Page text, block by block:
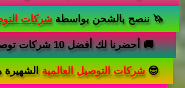
🦄 ننصح بالشحن بواسطةشركات 🦄
🚚 أحضرنا لك أفضل 10 شركات توصيل عالمية 🚚
شركات التوصيل العالميةالشهيرة هي الأفضل 😎